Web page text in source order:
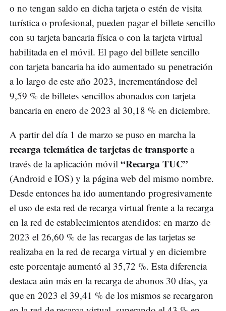
o no tengan saldo en dicha tarjeta o estén de visita
turística o profesional, pueden pagar el billete sencillo
con su tarjeta bancaria física o con la tarjeta virtual
habilitada en el móvil. El pago del billete sencillo
con tarjeta bancaria ha ido aumentado su penetración
a lo largo de este año 2023, incrementándose del
9,59 % de billetes sencillos abonados con tarjeta
bancaria en enero de 2023 al 30,18 % en diciembre.
A partir del día 1 de marzo se puso en marcha la
recarga telemática de tarjetas de transporte a
través de la aplicación móvil “Recarga TUC”
(Android e IOS) y la página web del mismo nombre.
Desde entonces ha ido aumentando progresivamente
el uso de esta red de recarga virtual frente a la recarga
en la red de establecimientos atendidos: en marzo de
2023 el 26,60 % de las recargas de las tarjetas se
realizaba en la red de recarga virtual y en diciembre
este porcentaje aumentó al 35,72 %. Esta diferencia
destaca aún más en la recarga de abonos 30 días, ya
que en 2023 el 39,41 % de los mismos se recargaron